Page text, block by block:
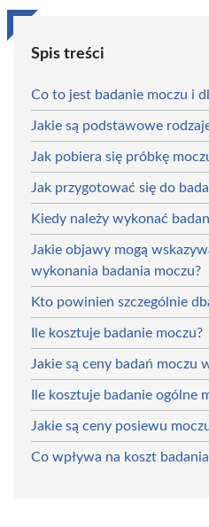
Spis treści
Co to jest badanie moczu i
Jakie są podstawowe
Jak pobiera się próbkę
Jak przygotować się do
Kiedy należy wykonać
Jakie objawy mogą
wykonania badania moczu?
Kto powinien szczególnie
Ile kosztuje badanie moczu?
Jakie są ceny badań moczu
Ile kosztuje badanie ogólne
Jakie są ceny posiewu
Co wpływa na koszt